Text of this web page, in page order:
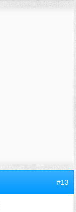
#13